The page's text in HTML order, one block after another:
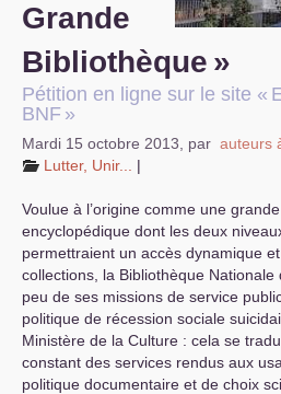
Grande
Bibliothèque »
Pétition en ligne sur le site «
BNF »
Mardi 15 octobre 2013 par auteurs
Lutter, Unir...
|
Voulue à l’origine comme une
encyclopédique dont les deux
permettraient un accès dynamique
collections, la Bibliothèque Nationale
peu de ses missions de service
politique de récession sociale
Ministère de la Culture : cela se
constant des services rendus aux
politique documentaire et de choix